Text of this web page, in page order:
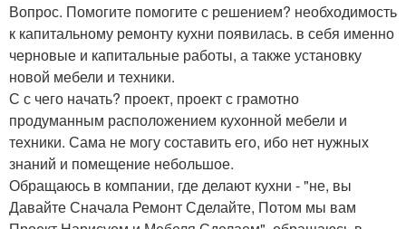
Вопрос. Помогите помогите с решением? необходимость
к капитальному ремонту кухни появилась. в себя именно
черновые и капитальные работы, а также установку
новой мебели и техники.
С с чего начать? проект, проект с грамотно
продуманным расположением кухонной мебели и
техники. Сама не могу составить его, ибо нет нужных
знаний и помещение небольшое.
Обращаюсь в компании, где делают кухни - "не, вы
Давайте Сначала Ремонт Сделайте, Потом мы вам